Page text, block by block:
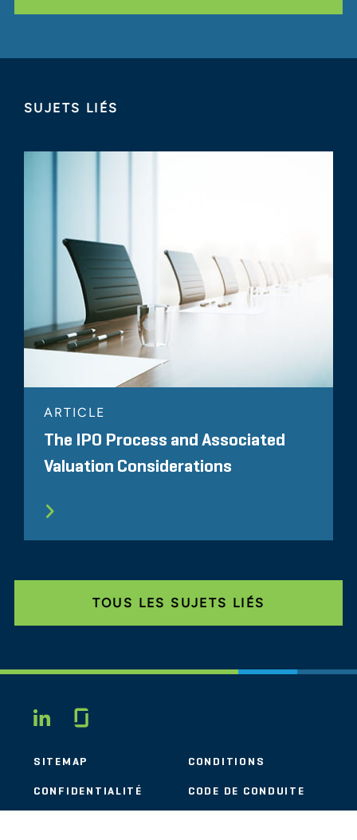
SUJETS LIÉS
ARTICLE
The IPO Process and Associated
Valuation Considerations
TOUS LES SUJETS LIÉS
LINKEDIN
SITEMAP CONDITIONS
CONFIDENTIALITÉ CODE DE CONDUITE